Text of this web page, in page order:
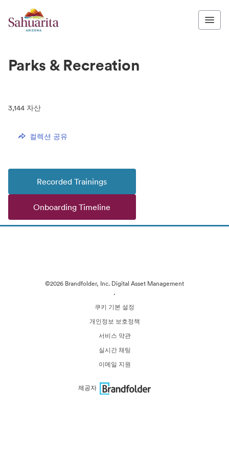
Parks & Recreation
3,144 자산
컬렉션 공유
Recorded Trainings
Onboarding Timeline
©2026 Brandfolder, Inc. Digital Asset Management
·
쿠키 기본 설정
개인정보 보호정책
서비스 약관
실시간 채팅
이메일 지원
제공자